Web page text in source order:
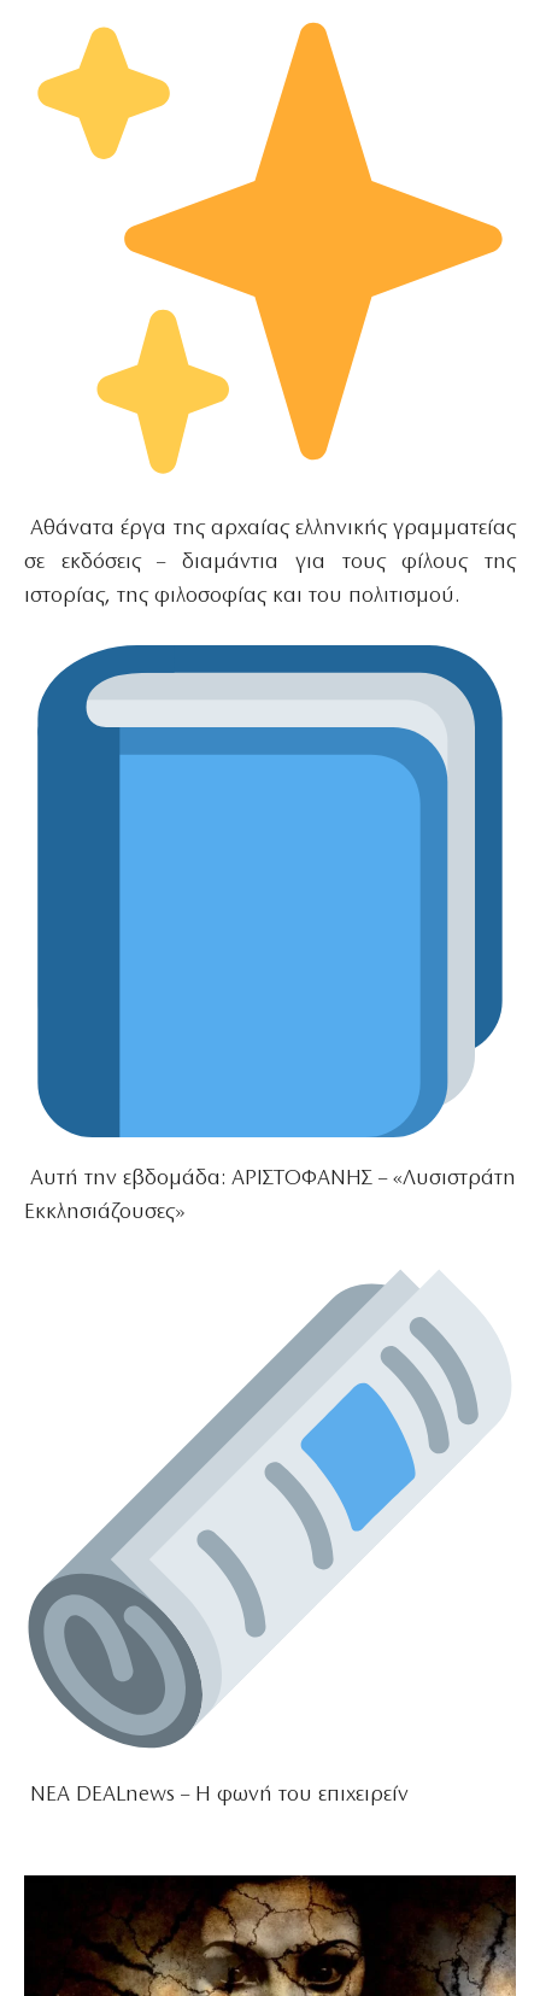
Αθάνατα έργα της αρχαίας ελληνικής γραμματείας
σε εκδόσεις – διαμάντια για τους φίλους της
ιστορίας, της φιλοσοφίας και του πολιτισμού.
Αυτή την εβδομάδα: ΑΡΙΣΤΟΦΑΝΗΣ – «Λυσιστράτη
Εκκλησιάζουσες»
ΝΕΑ DEALnews – Η φωνή του επιχειρείν